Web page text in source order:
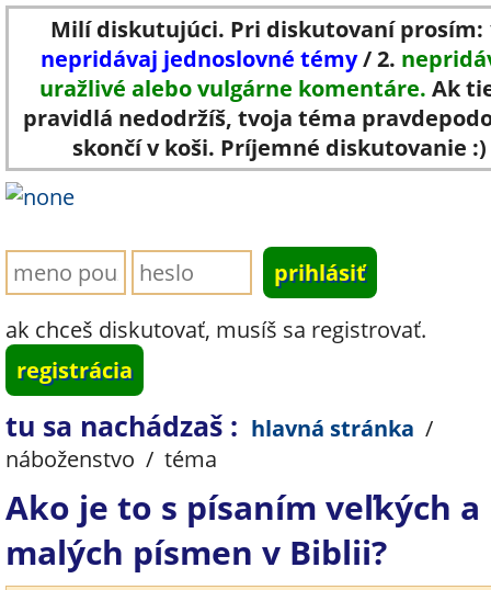
Milí diskutujúci. Pri diskutovaní prosím:
nepridávaj jednoslovné témy/ 2.
uražlivé alebo vulgárne komentáre. Ak
pravidlá nedodržíš, tvoja téma
skončí v koši. Príjemné diskutovanie :)
ak chceš diskutovať, musíš sa registrovať.
registrácia
tu sa nachádzaš : hlavná stránka /
náboženstvo / téma
Ako je to s písaním veľkých a
malých písmen v Biblii?